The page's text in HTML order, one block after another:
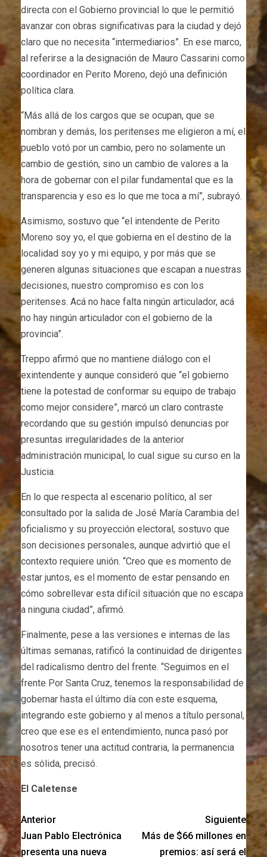
directa con el Gobierno provincial lo que le permitió
avanzar con obras significativas para la ciudad y dejó
claro que no necesita “intermediarios”. En ese marco,
al referirse a la designación de Mauro Cassarini como
coordinador en Perito Moreno, dejó una definición
política clara.
“Más allá de los cargos que se ocupan, que se
nombran y demás, los peritenses me eligieron a mí, el
pueblo votó por un cambio, pero no solamente un
cambio de gestión, sino un cambio de valores a la
hora de gobernar con el pilar fundamental que es la
transparencia y eso es lo que me toca a mí”, subrayó.
Asimismo, sostuvo que “el intendente de Perito
Moreno soy yo, el que gobierna en el destino de la
localidad soy yo y mi equipo, y por más que se
generen algunas situaciones que escapan a nuestras
decisiones, nuestro compromiso es con los
peritenses. Acá no hace falta ningún articulador, acá
no hay ningún articulador con el gobierno de la
provincia”.
Treppo afirmó que no mantiene diálogo con el
exintendente y aunque consideró que “el gobierno
tiene la potestad de conformar su equipo de trabajo
como mejor considere”, marcó un claro contraste
recordando que su gestión impulsó denuncias por
presuntas irregularidades de la anterior
administración municipal, lo cual sigue su curso en la
Justicia.
En lo que respecta al escenario político, al ser
consultado por la salida de José María Carambia del
oficialismo y su proyección electoral, sostuvo que
son decisiones personales, aunque advirtió que el
contexto requiere unión. “Creo que es momento de
estar juntos, es el momento de estar pensando en
cómo sobrellevar esta difícil situación que no escapa
a ninguna ciudad”, afirmó.
Finalmente, pese a las versiones e internas de las
últimas semanas, ratificó la continuidad de dirigentes
del radicalismo dentro del frente. “Seguimos en el
frente Por Santa Cruz, tenemos la responsabilidad de
gobernar hasta el último día con este esquema,
integrando este gobierno y al menos a título personal,
creo que ese es el entendimiento, nunca pasó por
nosotros tener una actitud contraria, la permanencia
es sólida, precisó.
El Caletense
Anterior
Juan Pablo Electrónica
presenta una nueva
Siguiente
Más de $66 millones en
premios: así será el